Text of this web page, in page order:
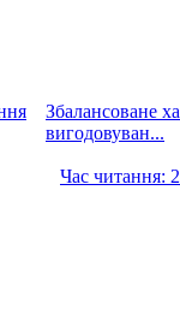
Збалансоване
вигодовуван...
Час читання: